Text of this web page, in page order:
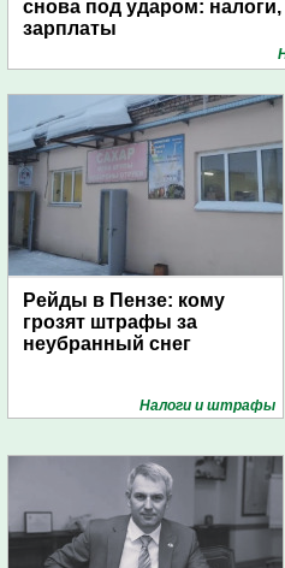
снова под ударом:
зарплаты
Рейды в Пензе: кому
грозят штрафы за
неубранный снег
Налоги и штрафы